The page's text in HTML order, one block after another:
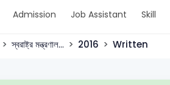
Admission Job Assistant Skill
স্বরাষ্ট্র মন্ত্রণাল... 2016 Written